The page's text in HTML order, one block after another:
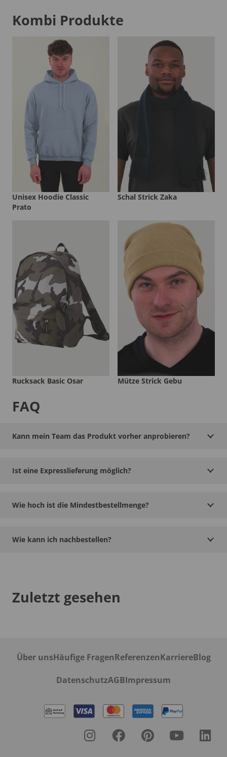
Kombi Produkte
Unisex Hoodie Classic
Prato
Schal Strick Zaka
Rucksack Basic Osar Mütze Strick Gebu
FAQ
Kann mein Team das Produkt vorher anprobieren?
Ist eine Expresslieferung möglich?
Wie hoch ist die Mindestbestellmenge?
Wie kann ich nachbestellen?
Zuletzt gesehen
Über unsHäufige FragenReferenzenKarriereBlog
DatenschutzAGBImpressum